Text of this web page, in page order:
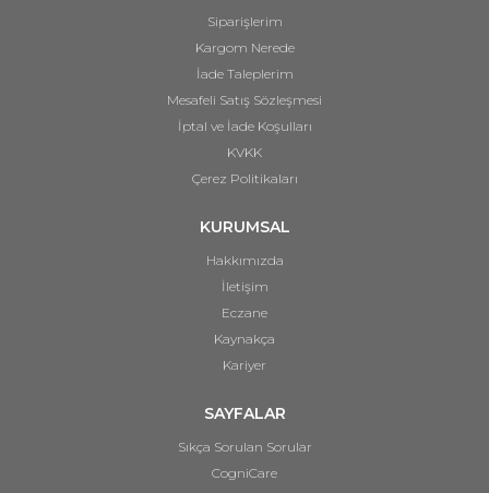
Siparişlerim
Kargom Nerede
İade Taleplerim
Mesafeli Satış Sözleşmesi
İptal ve İade Koşulları
KVKK
Çerez Politikaları
KURUMSAL
Hakkımızda
İletişim
Eczane
Kaynakça
Kariyer
SAYFALAR
Sıkça Sorulan Sorular
CogniCare